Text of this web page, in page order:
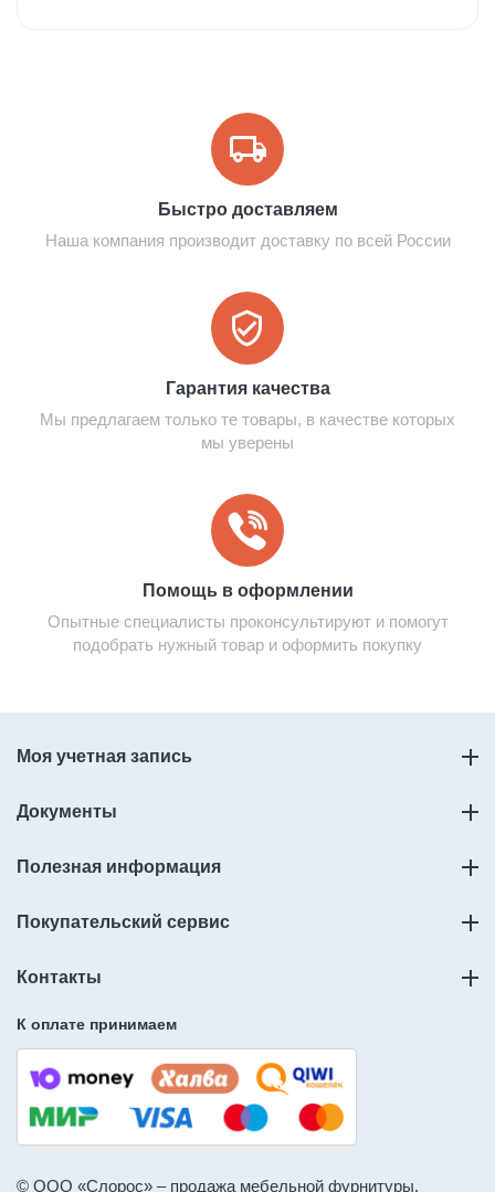
Быстро доставляем
Наша компания производит доставку по всей России
Гарантия качества
Мы предлагаем только те товары, в качестве которых
мы уверены
Помощь в оформлении
Опытные специалисты проконсультируют и помогут
подобрать нужный товар и оформить покупку
Моя учетная запись
Документы
Полезная информация
Покупательский сервис
Контакты
К оплате принимаем
© ООО «Слорос» – продажа мебельной фурнитуры.